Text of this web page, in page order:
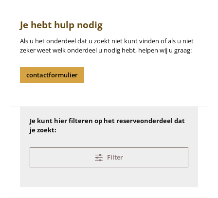
Je hebt hulp nodig
Als u het onderdeel dat u zoekt niet kunt vinden of als u niet
zeker weet welk onderdeel u nodig hebt, helpen wij u graag:
contactformulier
Je kunt hier filteren op het reserveonderdeel dat
je zoekt:
Filter